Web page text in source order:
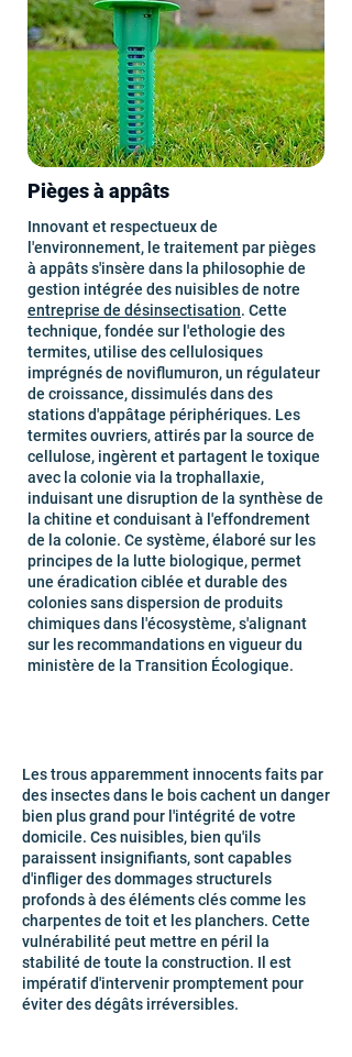
Pièges à appâts
Innovant et respectueux de
l'environnement, le traitement par pièges
à appâts s'insère dans la philosophie de
gestion intégrée des nuisibles de notre
entreprise de désinsectisation. Cette
technique, fondée sur l'ethologie des
termites, utilise des cellulosiques
imprégnés de noviflumuron, un régulateur
de croissance, dissimulés dans des
stations d'appâtage périphériques. Les
termites ouvriers, attirés par la source de
cellulose, ingèrent et partagent le toxique
avec la colonie via la trophallaxie,
induisant une disruption de la synthèse de
la chitine et conduisant à l'effondrement
de la colonie. Ce système, élaboré sur les
principes de la lutte biologique, permet
une éradication ciblée et durable des
colonies sans dispersion de produits
chimiques dans l'écosystème, s'alignant
sur les recommandations en vigueur du
ministère de la Transition Écologique.
Les trous apparemment innocents faits par
des insectes dans le bois cachent un danger
bien plus grand pour l'intégrité de votre
domicile. Ces nuisibles, bien qu'ils
paraissent insignifiants, sont capables
d'infliger des dommages structurels
profonds à des éléments clés comme les
charpentes de toit et les planchers. Cette
vulnérabilité peut mettre en péril la
stabilité de toute la construction. Il est
impératif d'intervenir promptement pour
éviter des dégâts irréversibles.